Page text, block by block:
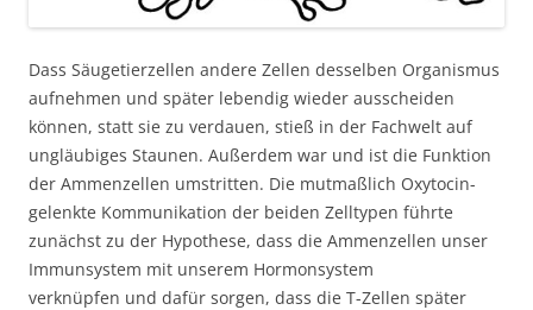
Dass Säugetierzellen andere Zellen desselben Organismus
aufnehmen und später lebendig wieder ausscheiden
können, statt sie zu verdauen, stieß in der Fachwelt auf
ungläubiges Staunen. Außerdem war und ist die Funktion
der Ammenzellen umstritten. Die mutmaßlich Oxytocin-
gelenkte Kommunikation der beiden Zelltypen führte
zunächst zu der Hypothese, dass die Ammenzellen unser
Immunsystem mit unserem Hormonsystem
verknüpfen und dafür sorgen, dass die T-Zellen später